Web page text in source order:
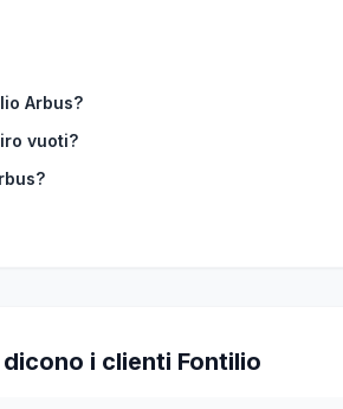
Arbus?
vuoti?
i clienti Fontilio